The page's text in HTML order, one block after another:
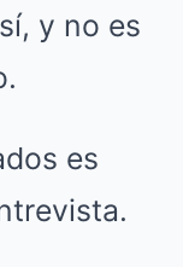
y no es
es